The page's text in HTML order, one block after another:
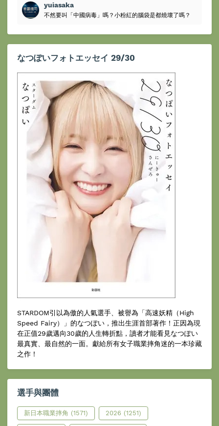
yuiasaka
不然要叫「中國病毒」嗎？小粉紅的腦袋是都燒壞了嗎？
なつぽいフォトエッセイ 29/30
STARDOM引以為傲的人氣選手、被譽為「高速妖精（High
Speed Fairy）」的なつぽい，推出生涯首部著作！正因為現
在正值29歲邁向30歲的人生轉折點，讀者才能看見なつぽい
最真實、最自然的一面。獻給所有女子職業摔角迷的一本珍藏
之作！
選手與團體
新日本職業摔角 (1571) 2026 (1251)